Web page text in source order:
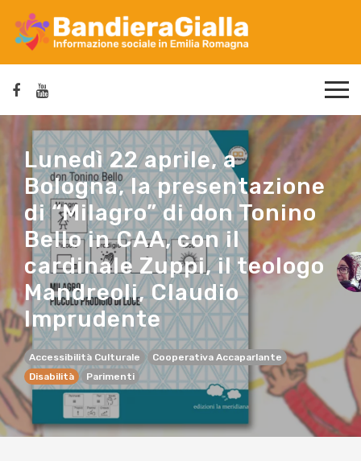
Lunedì 22 aprile, a
Bologna, la presentazione
di “Milagro” di don Tonino
Bello in CAA, con il
cardinale Zuppi, il teologo
Mandreoli, Claudio
Imprudente
Accessibilità Culturale
Cooperativa Accaparlante
Disabilità
Parimenti